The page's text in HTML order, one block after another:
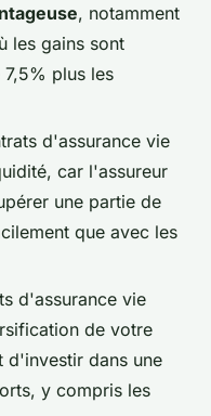
, notamment
les gains sont
plus les
d'assurance vie
car l'assureur
une partie de
que avec les
d'assurance vie
de votre
d'investir dans une
y compris les